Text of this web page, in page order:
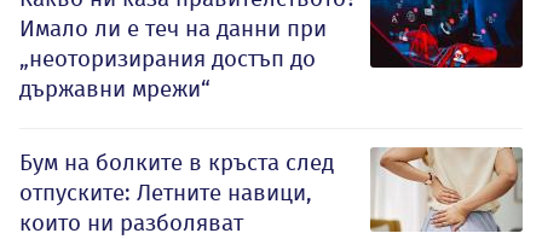
Имало ли е теч на данни при
„неоторизирания достъп до
държавни мрежи“
Бум на болките в кръста след
отпуските: Летните навици,
които ни разболяват